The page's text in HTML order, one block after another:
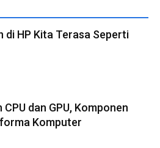
di HP Kita Terasa Seperti
dan GPU, Komponen
Komputer